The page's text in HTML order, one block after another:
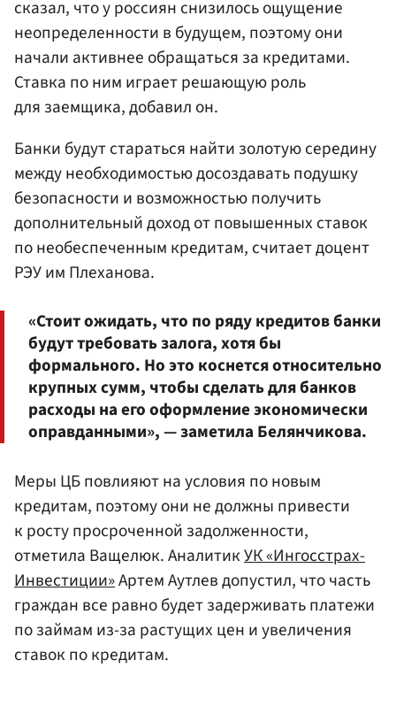
сказал, что у россиян снизилось ощущение
неопределенности в будущем, поэтому они
начали активнее обращаться за кредитами.
Ставка по ним играет решающую роль
для заемщика, добавил он.
Банки будут стараться найти золотую середину
между необходимостью досоздавать подушку
безопасности и возможностью получить
дополнительный доход от повышенных ставок
по необеспеченным кредитам, считает доцент
РЭУ им Плеханова.
«Стоит ожидать, что по ряду кредитов банки
будут требовать залога, хотя бы
формального. Но это коснется относительно
крупных сумм, чтобы сделать для банков
расходы на его оформление экономически
оправданными», — заметила Белянчикова.
Меры ЦБ повлияют на условия по новым
кредитам, поэтому они не должны привести
к росту просроченной задолженности,
отметила Ващелюк. АналитикУК «Ингосстрах-
Инвестиции»Артем Аутлев допустил, что часть
граждан все равно будет задерживать платежи
по займам из-за растущих цен и увеличения
ставок по кредитам.